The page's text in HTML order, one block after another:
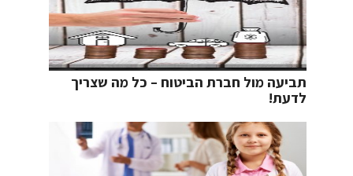
תביעה מול חברת הביטוח – כל מה שצריך
לדעת!